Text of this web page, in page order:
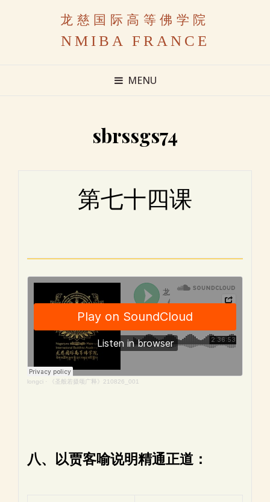
龙慈国际高等佛学院
NMIBA FRANCE
MENU
sbrssgs74
第七十四课
longci · 《圣般若摄颂广释》210826_001
八、以贾客喻说明精通正道：